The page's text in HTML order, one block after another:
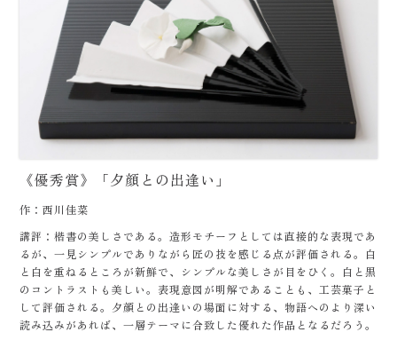
《優秀賞》「夕顔との出逢い」
作：西川佳菜
講評：楷書の美しさである。造形モチーフとしては直接的な表現であ
るが、一見シンプルでありながら匠の技を感じる点が評価される。白
と白を重ねるところが新鮮で、シンプルな美しさが目をひく。白と黒
のコントラストも美しい。表現意図が明解であることも、工芸菓子と
して評価される。夕顔との出逢いの場面に対する、物語へのより深い
読み込みがあれば、一層テーマに合致した優れた作品となるだろう。